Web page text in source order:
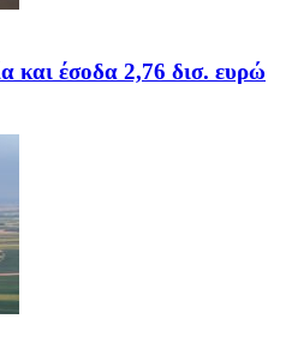
και έσοδα 2,76 δισ. ευρώ